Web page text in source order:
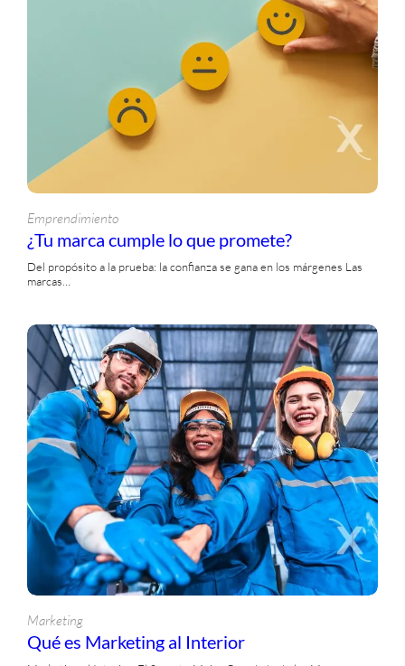
Emprendimiento
¿Tu marca cumple lo que promete?
Del propósito a la prueba: la confianza se gana en los márgenes Las
marcas…
Marketing
Qué es Marketing al Interior